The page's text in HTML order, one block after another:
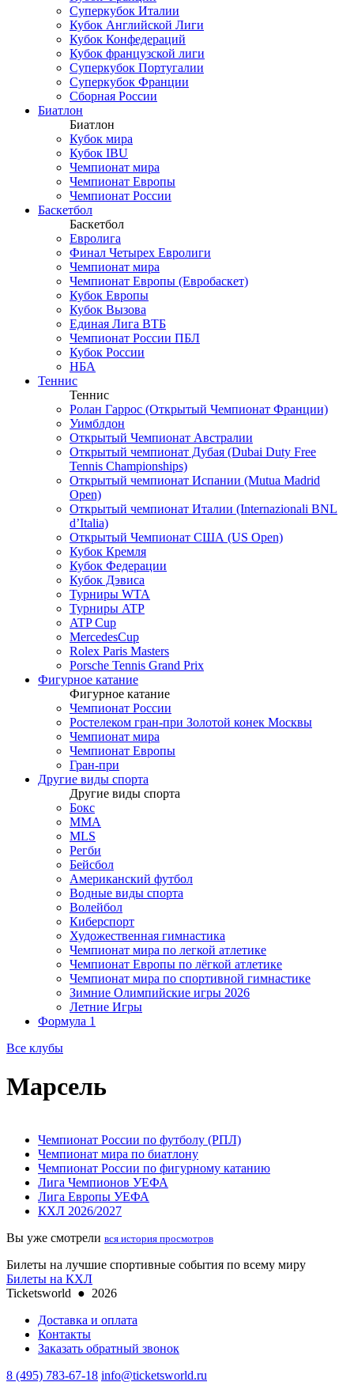
Суперкубок Италии
Кубок Английской Лиги
Кубок Конфедераций
Кубок французской лиги
Суперкубок Португалии
Суперкубок Франции
Сборная России
Биатлон
Биатлон
Кубок мира
Кубок IBU
Чемпионат мира
Чемпионат Европы
Чемпионат России
Баскетбол
Баскетбол
Евролига
Финал Четырех Евролиги
Чемпионат мира
Чемпионат Европы (Евробаскет)
Кубок Европы
Кубок Вызова
Единая Лига ВТБ
Чемпионат России ПБЛ
Кубок России
НБА
Теннис
Теннис
Ролан Гаррос (Открытый Чемпионат Франции)
Уимблдон
Открытый Чемпионат Австралии
Открытый чемпионат Дубая (Dubai Duty Free
Tennis Championships)
Открытый чемпионат Испании (Mutua Madrid
Open)
Открытый чемпионат Италии (Internazionali BNL
d’Italia)
Открытый Чемпионат США (US Open)
Кубок Кремля
Кубок Федерации
Кубок Дэвиса
Турниры WTA
Турниры ATP
ATP Cup
MercedesCup
Rolex Paris Masters
Porsche Tennis Grand Prix
Фигурное катание
Фигурное катание
Чемпионат России
Ростелеком гран-при Золотой конек Москвы
Чемпионат мира
Чемпионат Европы
Гран-при
Другие виды спорта
Другие виды спорта
Бокс
MMA
MLS
Регби
Бейсбол
Американский футбол
Водные виды спорта
Волейбол
Киберспорт
Художественная гимнастика
Чемпионат мира по легкой атлетике
Чемпионат Европы по лёгкой атлетике
Чемпионат мира по спортивной гимнастике
Зимние Олимпийские игры 2026
Летние Игры
Формула 1
Все клубы
Марсель
Чемпионат России по футболу (РПЛ)
Чемпионат мира по биатлону
Чемпионат России по фигурному катанию
Лига Чемпионов УЕФА
Лига Европы УЕФА
КХЛ 2026/2027
Вы уже смотрели вся история просмотров
Билеты на лучшие спортивные события по всему миру
Билеты на КХЛ
Ticketsworld ● 2026
Доставка и оплата
Контакты
Заказать обратный звонок
8 (495) 783-67-18 info@ticketsworld.ru